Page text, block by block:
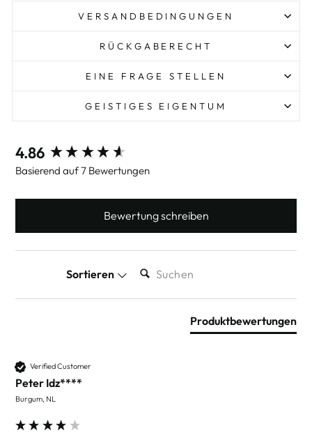
VERSANDBEDINGUNGEN
RÜCKGABERECHT
EINE FRAGE STELLEN
GEISTIGES EIGENTUM
4.86
Basierend auf 7 Bewertungen
Bewertung schreiben
Sortieren
Produktbewertungen
Verified Customer
Peter Idz****
Burgum, NL
New content loaded